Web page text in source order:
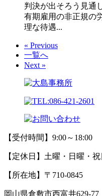
判決が出そろう見通
有期雇用の非正規の
理な待遇...
« Previous
一覧へ
Next »
【受付時間】9:00～18:00
【定休日】土曜・日曜・祝
【所在地】〒710-0845
岡山県倉敷市西富井629-77